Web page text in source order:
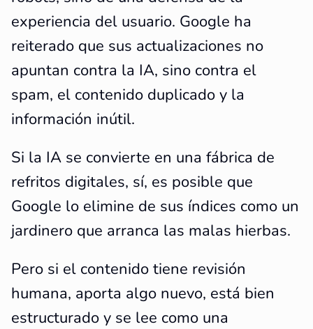
experiencia del usuario. Google ha
reiterado que sus actualizaciones no
apuntan contra la IA, sino contra el
spam, el contenido duplicado y la
información inútil.
Si la IA se convierte en una fábrica de
refritos digitales, sí, es posible que
Google lo elimine de sus índices como un
jardinero que arranca las malas hierbas.
Pero si el contenido tiene revisión
humana, aporta algo nuevo, está bien
estructurado y se lee como una